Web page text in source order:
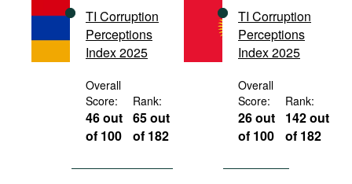
International Organizations
Documents
Movies
Podcasts
Bookshelf
TI Corruption
Perceptions
Index 2025
Overall
Score:
46 out
of 100
Rank:
65 out
of 182
TI Corruption
Perceptions
Index 2025
Overall
Score:
26 out
of 100
Rank:
142 out
of 182